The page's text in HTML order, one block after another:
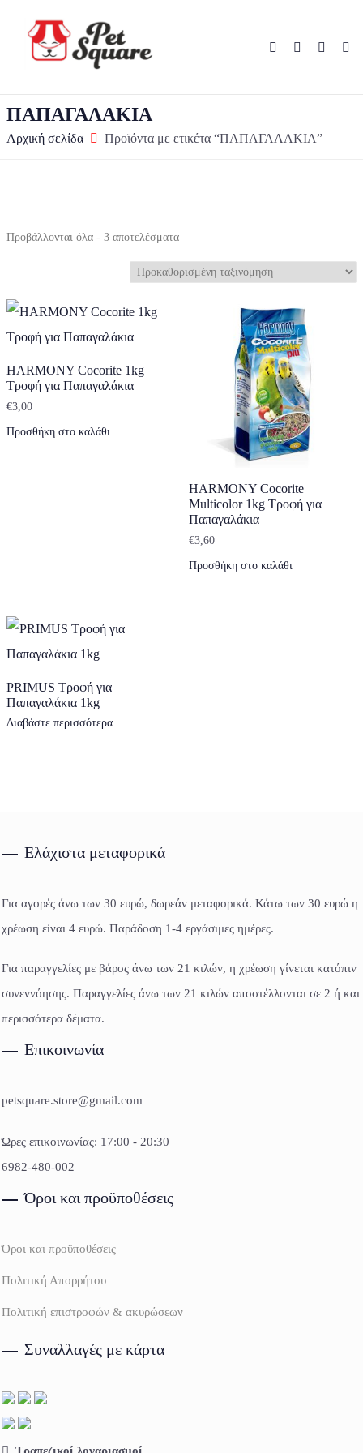
ΠΑΠΑΓΑΛΑΚΙΑ
Αρχική σελίδα Προϊόντα με ετικέτα “ΠΑΠΑΓΑΛΑΚΙΑ”
Προβάλλονται όλα - 3 αποτελέσματα
HARMONY Cocorite 1kg
Τροφή για Παπαγαλάκια
€3,00
Προσθήκη στο καλάθι
HARMONY Cocorite
Multicolor 1kg Τροφή για
Παπαγαλάκια
€3,60
Προσθήκη στο καλάθι
PRIMUS Τροφή για
Παπαγαλάκια 1kg
Διαβάστε περισσότερα
Ελάχιστα μεταφορικά
Για αγορές άνω των 30 ευρώ, δωρεάν μεταφορικά. Κάτω των 30 ευρώ η
χρέωση είναι 4 ευρώ. Παράδοση 1-4 εργάσιμες ημέρες.
Για παραγγελίες με βάρος άνω των 21 κιλών, η χρέωση γίνεται κατόπιν
συνεννόησης. Παραγγελίες άνω των 21 κιλών αποστέλλονται σε 2 ή και
περισσότερα δέματα.
Επικοινωνία
petsquare.store@gmail.com
Ώρες επικοινωνίας: 17:00 - 20:30
6982-480-002
Όροι και προϋποθέσεις
Όροι και προϋποθέσεις
Πολιτική Απορρήτου
Πολιτική επιστροφών & ακυρώσεων
Συναλλαγές με κάρτα